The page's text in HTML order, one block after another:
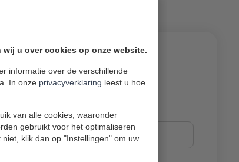
wij u over cookies op onze website.
informatie over de verschillende
In onze privacyverklaring leest u hoe
van alle cookies, waaronder
gebruikt voor het optimaliseren
klik dan op "Instellingen" om uw
(Optioneel)